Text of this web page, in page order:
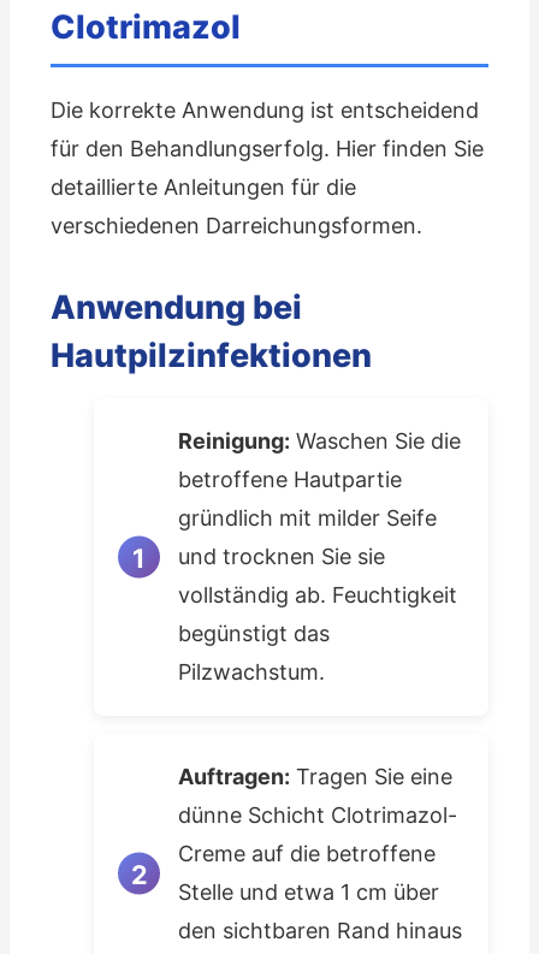
Clotrimazol
Die korrekte Anwendung ist entscheidend
für den Behandlungserfolg. Hier finden Sie
detaillierte Anleitungen für die
verschiedenen Darreichungsformen.
Anwendung bei
Hautpilzinfektionen
Reinigung: Waschen Sie die
betroffene Hautpartie
gründlich mit milder Seife
und trocknen Sie sie
vollständig ab. Feuchtigkeit
begünstigt das
Pilzwachstum.
Auftragen: Tragen Sie eine
dünne Schicht Clotrimazol-
Creme auf die betroffene
Stelle und etwa 1 cm über
den sichtbaren Rand hinaus